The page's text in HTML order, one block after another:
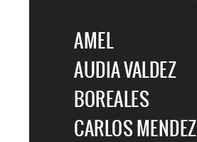

AMEL
AUDIA VALDEZ
BOREALES
CARLOS MENDEZ